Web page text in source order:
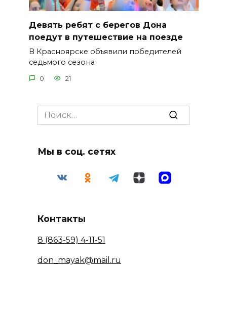
Девять ребят с берегов Дона
поедут в путешествие на поезде
В Красноярске объявили победителей
седьмого сезона
0 21
Search
for:
Мы в соц. сетях
Контакты
8 (863-59) 4-11-51
don_mayak@mail.ru